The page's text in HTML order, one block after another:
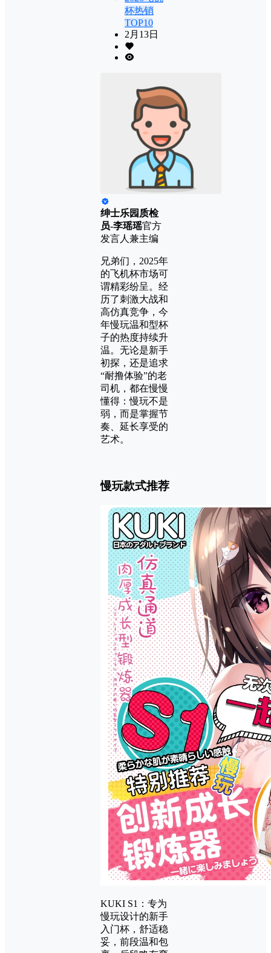
杯热销
TOP10
2月13日
绅士乐园质检
员-李瑶瑶官方
发言人兼主编
兄弟们，2025年
的飞机杯市场可
谓精彩纷呈。经
历了刺激大战和
高仿真竞争，今
年慢玩温和型杯
子的热度持续升
温。无论是新手
初探，还是追求
“耐撸体验”的老
司机，都在慢慢
懂得：慢玩不是
弱，而是掌握节
奏、延长享受的
艺术。
慢玩款式推荐
KUKI S1：专为
慢玩设计的新手
入门杯，舒适稳
妥，前段温和包